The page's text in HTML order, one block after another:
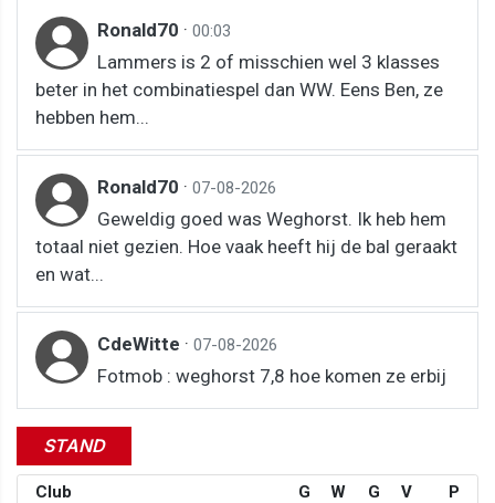
Ronald70 · 00:03
Lammers is 2 of misschien wel 3 klasses
beter in het combinatiespel dan WW. Eens Ben, ze
hebben hem...
Ronald70 · 07-08-2026
Geweldig goed was Weghorst. Ik heb hem
totaal niet gezien. Hoe vaak heeft hij de bal geraakt
en wat...
CdeWitte · 07-08-2026
Fotmob : weghorst 7,8 hoe komen ze erbij
STAND
Club G W G V
P